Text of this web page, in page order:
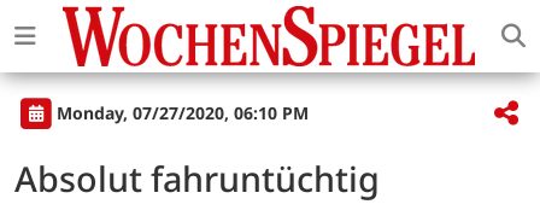
Monday, 07/27/2020, 06:10 PM
Absolut fahruntüchtig